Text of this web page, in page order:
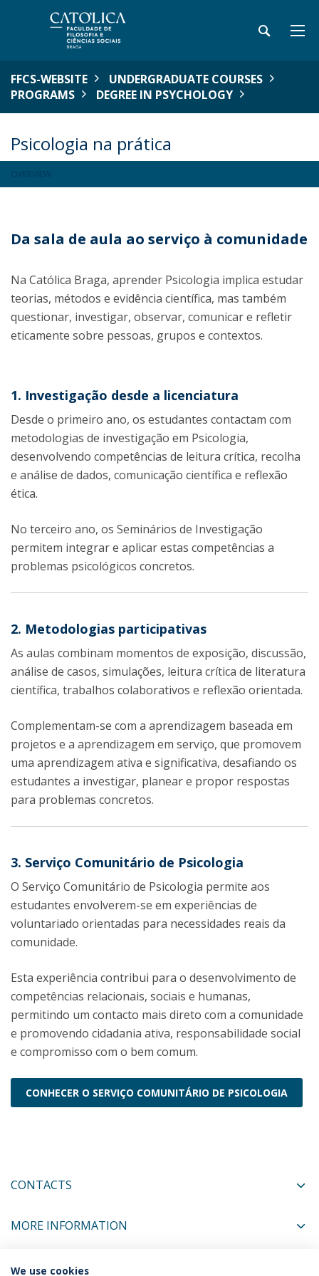
FFCS-WEBSITE
UNDERGRADUATE COURSES
PROGRAMS
DEGREE IN PSYCHOLOGY
Psicologia na prática
Da sala de aula ao serviço à comunidade
Na Católica Braga, aprender Psicologia implica estudar
teorias, métodos e evidência científica, mas também
questionar, investigar, observar, comunicar e refletir
eticamente sobre pessoas, grupos e contextos.
1. Investigação desde a licenciatura
Desde o primeiro ano, os estudantes contactam com
metodologias de investigação em Psicologia,
desenvolvendo competências de leitura crítica, recolha
e análise de dados, comunicação científica e reflexão
ética.
No terceiro ano, os Seminários de Investigação
permitem integrar e aplicar estas competências a
problemas psicológicos concretos.
2. Metodologias participativas
As aulas combinam momentos de exposição, discussão,
análise de casos, simulações, leitura crítica de literatura
científica, trabalhos colaborativos e reflexão orientada.
Complementam-se com a aprendizagem baseada em
projetos e a aprendizagem em serviço, que promovem
uma aprendizagem ativa e significativa, desafiando os
estudantes a investigar, planear e propor respostas
para problemas concretos.
3. Serviço Comunitário de Psicologia
O Serviço Comunitário de Psicologia permite aos
estudantes envolverem-se em experiências de
voluntariado orientadas para necessidades reais da
comunidade.
Esta experiência contribui para o desenvolvimento de
competências relacionais, sociais e humanas,
permitindo um contacto mais direto com a comunidade
e promovendo cidadania ativa, responsabilidade social
e compromisso com o bem comum.
CONHECER O SERVIÇO COMUNITÁRIO DE PSICOLOGIA
CONTACTS
MORE INFORMATION
We use cookies